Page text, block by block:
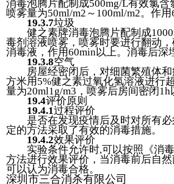
消毒泡腾片配制成500mg/L有效氯含
喷雾量为50ml/m2～100ml/m2。作用
19.3.7垃圾
健之素牌消毒泡腾片配制成
毒剂溶液喷雾，喷雾时要进行翻动
消毒液，作用60min以上。消毒后深
19.3.8空气
房屋经密闭后，对细菌繁殖体和
方米用5%健之素过氧化氢溶液进行
量为20ml1g/m3，喷雾后房间密闭1h
19.4评价原则
19.4.1过程评价
是否在发现疫情后及时对所有必
定的方法采取了有效的消毒措施。
19.4.2效果评价
实验条件允许时,可以按照《消毒
方法进行效果评价，当消毒前后自
可以认为消毒合格。
深圳市三合消杀有限公司